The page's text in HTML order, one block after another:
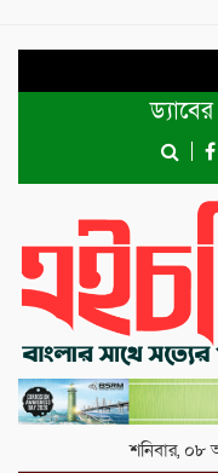
ড্যাবের
শনিবার, ০৮